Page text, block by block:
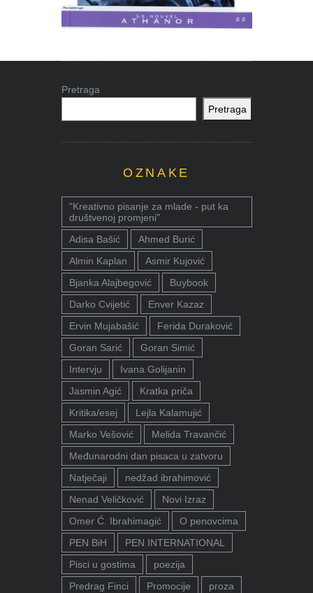
Pretraga
Pretraga
OZNAKE
"Kreativno pisanje za mlade - put ka
društvenoj promjeni"
Adisa Bašić
Ahmed Burić
Almin Kaplan
Asmir Kujović
Bjanka Alajbegović
Buybook
Darko Cvijetić
Enver Kazaz
Ervin Mujabašić
Ferida Duraković
Goran Sarić
Goran Simić
Intervju
Ivana Golijanin
Jasmin Agić
Kratka priča
Kritika/esej
Lejla Kalamujić
Marko Vešović
Melida Travančić
Međunarodni dan pisaca u zatvoru
Natječaji
nedžad ibrahimović
Nenad Veličković
Novi Izraz
Omer Ć. Ibrahimagić
O penovcima
PEN BiH
PEN INTERNATIONAL
Pisci u gostima
poezija
Predrag Finci
Promocije
proza